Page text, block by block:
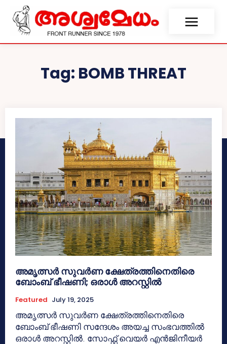
Tag: BOMB THREAT
അമൃത്സർ സുവർണ ക്ഷേത്രത്തിനെതിരെ
ബോംബ് ഭീഷണി; ഒരാൾ അറസ്റ്റിൽ
Featured July 19, 2025
അമൃത്സർ സുവർണ ക്ഷേത്രത്തിനെതിരെ
ബോംബ് ഭീഷണി സന്ദേശം അയച്ച സംഭവത്തിൽ
ഒരാൾ അറസ്റ്റിൽ. സോഫ്റ്റ്‌ വെയർ എൻജിനീയർ